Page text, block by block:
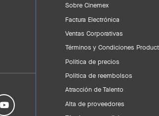
Sobre Cinemex
Factura Electrónica
Ventas Corporativas
Términos y Condiciones
Política de precios
Política de reembolsos
Atracción de Talento
Alta de proveedores